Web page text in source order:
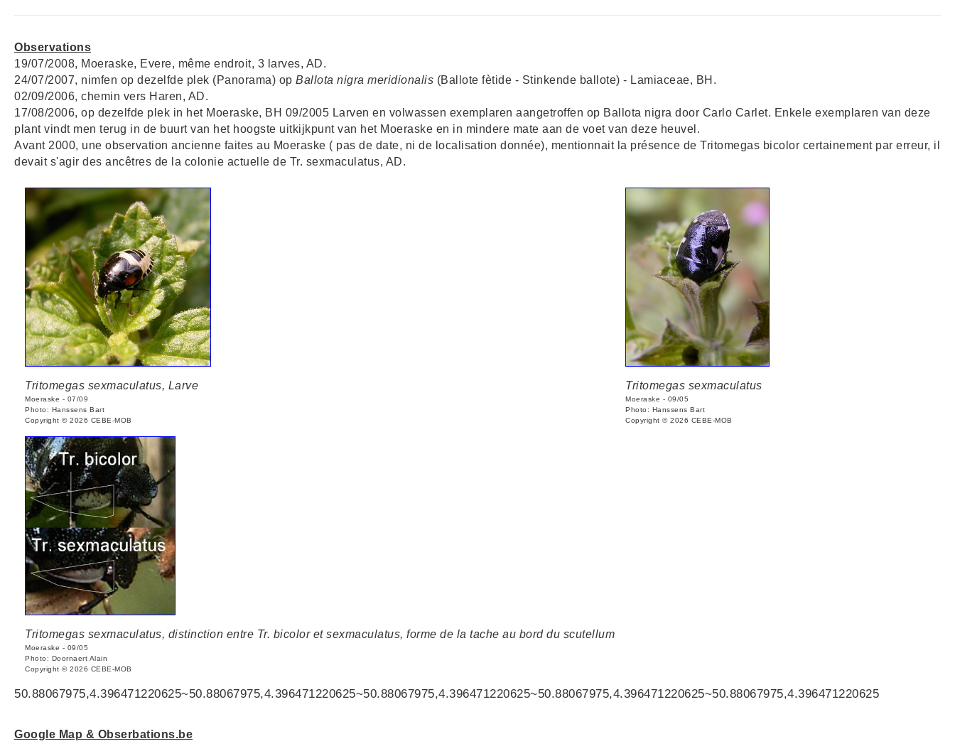
Observations
19/07/2008, Moeraske, Evere, même endroit, 3 larves, AD.
24/07/2007, nimfen op dezelfde plek (Panorama) op Ballota nigra meridionalis (Ballote fètide - Stinkende ballote) - Lamiaceae, BH.
02/09/2006, chemin vers Haren, AD.
17/08/2006, op dezelfde plek in het Moeraske, BH 09/2005 Larven en volwassen exemplaren aangetroffen op Ballota nigra door Carlo Carlet. Enkele exemplaren van deze
plant vindt men terug in de buurt van het hoogste uitkijkpunt van het Moeraske en in mindere mate aan de voet van deze heuvel.
Avant 2000, une observation ancienne faites au Moeraske ( pas de date, ni de localisation donnée), mentionnait la présence de Tritomegas bicolor certainement par erreur, il
devait s'agir des ancêtres de la colonie actuelle de Tr. sexmaculatus, AD.
Tritomegas sexmaculatus, Larve
Moeraske - 07/09
Photo: Hanssens Bart
Copyright © 2026 CEBE-MOB
Tritomegas sexmaculatus
Moeraske - 09/05
Photo: Hanssens Bart
Copyright © 2026 CEBE-MOB
Tritomegas sexmaculatus, distinction entre Tr. bicolor et sexmaculatus, forme de la tache au bord du scutellum
Moeraske - 09/05
Photo: Doornaert Alain
Copyright © 2026 CEBE-MOB
50.88067975,4.396471220625~50.88067975,4.396471220625~50.88067975,4.396471220625~50.88067975,4.396471220625~50.88067975,4.396471220625
Google Map & Obserbations.be